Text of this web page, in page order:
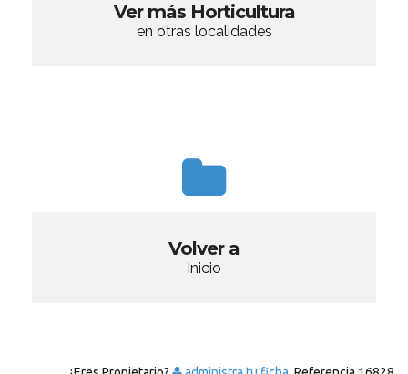
Ver más Horticultura
en otras localidades
Volver a
Inicio